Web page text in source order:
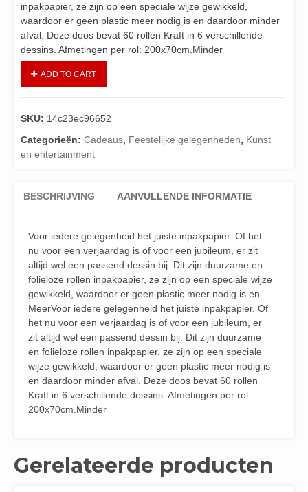
inpakpapier, ze zijn op een speciale wijze gewikkeld,
waardoor er geen plastic meer nodig is en daardoor minder
afval. Deze doos bevat 60 rollen Kraft in 6 verschillende
dessins. Afmetingen per rol: 200x70cm.Minder
ADD TO CART
SKU: 14c23ec96652
Categorieën: Cadeaus, Feestelijke gelegenheden, Kunst
en entertainment
BESCHRIJVING AANVULLENDE INFORMATIE
Voor iedere gelegenheid het juiste inpakpapier. Of het
nu voor een verjaardag is of voor een jubileum, er zit
altijd wel een passend dessin bij. Dit zijn duurzame en
folieloze rollen inpakpapier, ze zijn op een speciale wijze
gewikkeld, waardoor er geen plastic meer nodig is en …
MeerVoor iedere gelegenheid het juiste inpakpapier. Of
het nu voor een verjaardag is of voor een jubileum, er
zit altijd wel een passend dessin bij. Dit zijn duurzame
en folieloze rollen inpakpapier, ze zijn op een speciale
wijze gewikkeld, waardoor er geen plastic meer nodig is
en daardoor minder afval. Deze doos bevat 60 rollen
Kraft in 6 verschillende dessins. Afmetingen per rol:
200x70cm.Minder
Gerelateerde producten